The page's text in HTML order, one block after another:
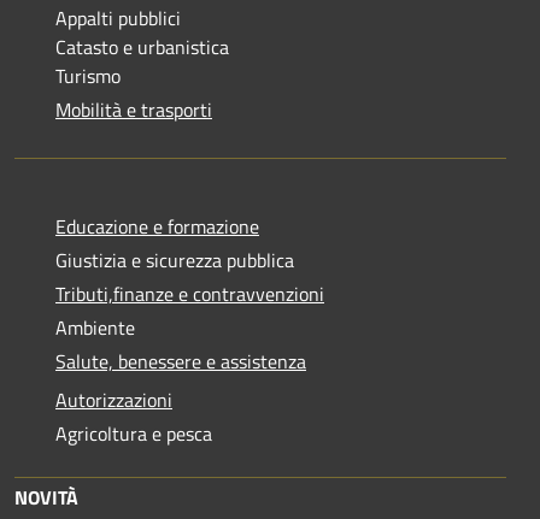
Appalti pubblici
Catasto e urbanistica
Turismo
Mobilità e trasporti
Educazione e formazione
Giustizia e sicurezza pubblica
Tributi,finanze e contravvenzioni
Ambiente
Salute, benessere e assistenza
Autorizzazioni
Agricoltura e pesca
NOVITÀ